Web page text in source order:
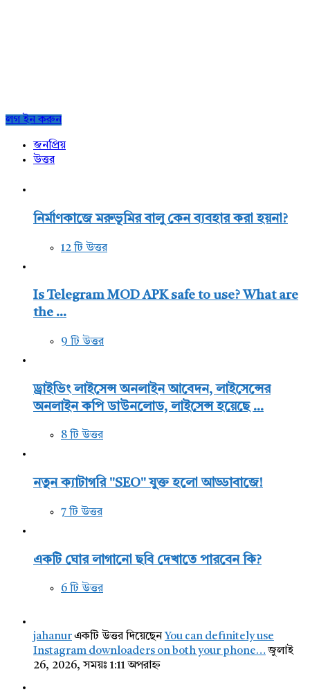
Sidebar
লগ ইন করুন
জনপ্রিয়
উত্তর
নির্মাণকাজে মরুভূমির বালু কেন ব্যবহার করা হয়না?
12 টি উত্তর
Is Telegram MOD APK safe to use? What are
the ...
9 টি উত্তর
ড্রাইভিং লাইসেন্স অনলাইন আবেদন, লাইসেন্সের
অনলাইন কপি ডাউনলোড, লাইসেন্স হয়েছে ...
8 টি উত্তর
নতুন ক্যাটাগরি "SEO" যুক্ত হলো আড্ডাবাজে!
7 টি উত্তর
একটি ঘোর লাগানো ছবি দেখাতে পারবেন কি?
6 টি উত্তর
jahanurএকটি উত্তর দিয়েছেন You can definitely use
Instagram downloaders on both your phone… জুলাই
26, 2026, সময়ঃ 1:11 অপরাহ্ন